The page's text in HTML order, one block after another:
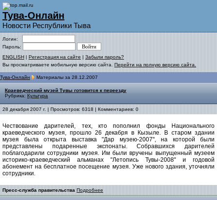
Тува-Онлайн
Новости Республики Тыва
Логин:
Пароль:
ENGLISH | Регистрация на сайте | Забыли пароль?
Вы просматриваете мобильную версию сайта. Перейти на полную версию сайта.
Тува-Онлайн Материалы за 28.12.2007
Краеведческий музей Тувы готовится к переезду
Рубрика: Культура
28 декабря 2007 г. | Просмотров: 6318 | Комментариев: 0
Чествование дарителей, тех, кто пополнил фонды Национального
краеведческого музея, прошло 26 декабря в Кызыле. В старом здании
музея была открыта выставка "Дар музею-2007", на которой были
представлены подаренные экспонаты. Собравшихся дарителей
поблагодарили сотрудники музея. Им были вручены выпущенный музеем
историко-краеведческий альманах "Летопись Тувы-2008" и годовой
абонемент на бесплатное посещение музея. Уже нового здания, уточняли
сотрудники.
Пресс-служба правительства Подробнее